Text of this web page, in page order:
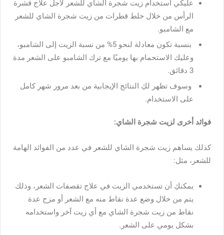
عليكي استخدام زيت شجرة الشاي للشعر لأجل علاج قشرة
الرأس من خلال خلط قطرات من زيت شجرة الشاي للشعر
مع الشامبو.
بنسبة تكون معادلة لنحو 5% من نسبة الزيت إلى الشامبو،
وعليك الاستحمام بها يوميًا مع ترك الشامبو على الشعر مدة
3 دقائق.
وسوف تظهر لكِ النتائج الإيجابية من بعد مرور شهر كامل
على الاستخدام.
فوائد أخرى لزيت شجرة الشاي:
كذلك يساهم زيت شجرة الشاي للشعر في عدد من الفوائد الهامة
للشعر، مثل:
يمكنكِ أن تستخدمي الزيت في علاج تقصفات الشعر، وذلك
يتم من خلال وضع عدة نقاط منه مع الشعر أو مزج عدة
نقاط من زيت شجرة الشاي مع أي زيت آخر واستخدامه
بشكل يومي على الشعر.